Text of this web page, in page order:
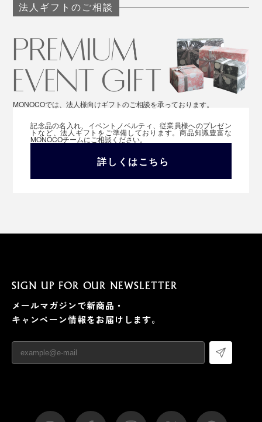
法人ギフトのご相談
MONOCOでは、法人様向けギフトのご相談を承っております。
記念品の名入れ、イベントノベルティ、従業員様へのプレゼン
トなど、法人ギフトをご準備しております。商品知識豊富な
MONOCOチームにご相談ください。
詳しくはこちら
SIGN UP FOR OUR NEWSLETTER
メールマガジンで新商品・
キャンペーン情報をお届けします。